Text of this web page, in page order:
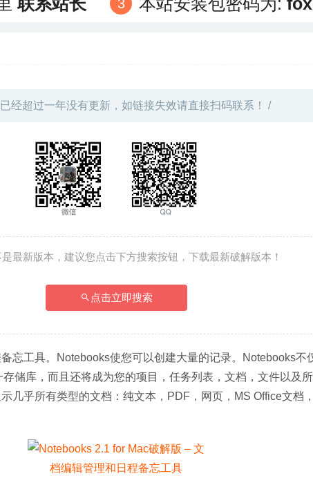
经超过一年没有更新，如链接失效请直接扫码联系！ /
最新版本，建议您点击下方搜索按钮，下载最新破解版本！
点击立即搜索
忘工具。Notebooks使您可以创建大量的记录。Notebooks不
储库，而且还将成为您的项目，任务列表，文档，文件以及
几乎所有类型的文档：纯文本，PDF，网页，MS Office文档